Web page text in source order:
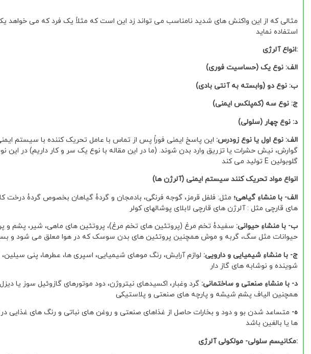
مثالی که از این واکنش های شدید نامناسب می تواند زد این است که مثلاً یک فرد که می
استفاده نماید
:انواع آلرژی
الف: نوع یک (حساسیت فوری)
ب: نوع دو (وابسته به آنتی بادی)
ج: نوع سه (کمپلکس ایمنی)
د: نوع چهار (سلولی)
الف: نوع اول یا نوع زودرس: این پاسخ ایمنی فوراً پس از تماس با عامل تحریک کننده با سیستم
گوارش، نیش حشرات یا تزریق وارد بدن شوند. (ما در این مقاله با نوع یک سر و کار داریم)
گلوبولین E تولید می کند
انواع مواد تحریک کنند سیستم ایمنی (آلرژن ها)
الف- با منشاءِ گیاهی؛ مثل: فلفل قرمز، گوجه فرنگی، بادمجان و گردۀ گیاهان بخصوص گردۀ
های قارچی مثل : آلرژن های قارچی لابلای پوشالهای کولر
ب- با منشاءِ حیوانی: سفیدۀ تخم مرغ (پروتئین های تخم مرغ)، پروتئین های ماهی، شیر، پشم
حیوانات مثل سگ، گربه و موش همچنین پروتئین های بدن سوسک که در هوا معلق می شود و
ج- با منشاءِ شیمیایی و دارویی: لوازم آرایش، رنگ موهای شیمیایی، اسپری ها، عطرها، پنی سیلین،
شوینده و نوشابه های گاز دار
د- با منشاءِ صنعتی و ساختمانی: گرد وغبار، اکسیدهای نیتروژن، دود موتورهای گازوئیل سوز یا
همچنین الیاف پشم شیشه و پارچه های صنعتی و پلاستیکی
ه- متساعد شدن بو و دود و بخارات حاصل از غذاهای صنعتی و روغن های نباتی و رنگ های غذایی در
ها یا بالغین باشد
:مکانیسم سلولی- مولکولی آلرژی